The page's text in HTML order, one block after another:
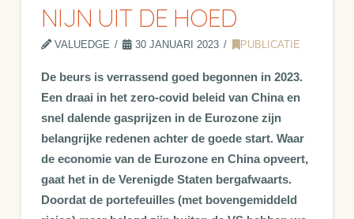
NIJN UIT DE HOED
VALUEDGE 30 JANUARI 2023 PUBLICATIE
De beurs is verrassend goed begonnen in 2023.
Een draai in het zero-covid beleid van China en
snel dalende gasprijzen in de Eurozone zijn
belangrijke redenen achter de goede start. Waar
de economie van de Eurozone en China opveert,
gaat het in de Verenigde Staten bergafwaarts.
Doordat de portefeuilles (met bovengemiddeld